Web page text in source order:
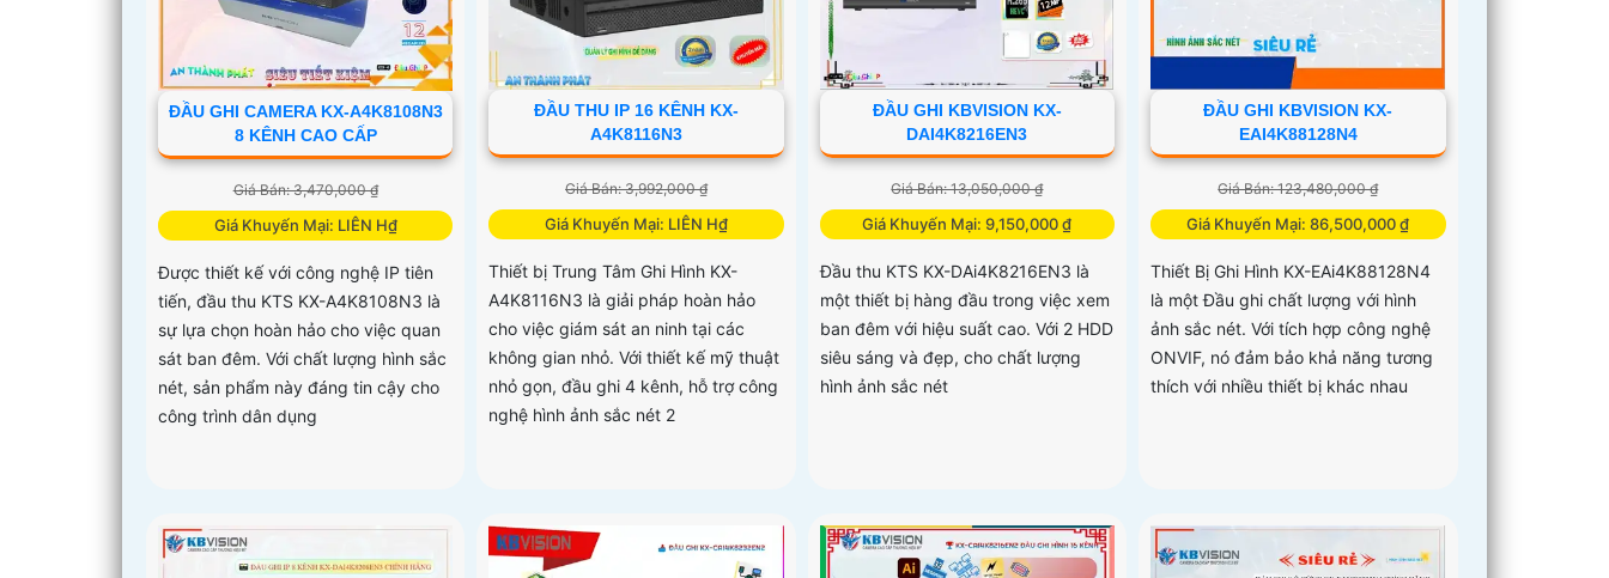
giúp dễ dàng tích hợp với các thiết bị
kênh, Đầu...
ĐẦU GHI CAMERA KX-A4K8108N3
8 KÊNH CAO CẤP
Giá Bán: 3,470,000 ₫
Giá Khuyến Mại: LIÊN H₫
Được thiết kế với công nghệ IP tiên
tiến, đầu thu KTS KX-A4K8108N3 là
sự lựa chọn hoàn hảo cho việc quan
sát ban đêm. Với chất lượng hình sắc
nét, sản phẩm này đáng tin cậy cho
công trình dân dụng
ĐẦU THU IP 16 KÊNH KX-
A4K8116N3
Giá Bán: 3,992,000 ₫
Giá Khuyến Mại: LIÊN H₫
Thiết bị Trung Tâm Ghi Hình KX-
A4K8116N3 là giải pháp hoàn hảo
cho việc giám sát an ninh tại các
không gian nhỏ. Với thiết kế mỹ thuật
nhỏ gọn, đầu ghi 4 kênh, hỗ trợ công
nghệ hình ảnh sắc nét 2
ĐẦU GHI KBVISION KX-
DAI4K8216EN3
Giá Bán: 13,050,000 ₫
Giá Khuyến Mại: 9,150,000 ₫
Đầu thu KTS KX-DAi4K8216EN3 là
một thiết bị hàng đầu trong việc xem
ban đêm với hiệu suất cao. Với 2 HDD
siêu sáng và đẹp, cho chất lượng
hình ảnh sắc nét
ĐẦU GHI KBVISION KX-
EAI4K88128N4
Giá Bán: 123,480,000 ₫
Giá Khuyến Mại: 86,500,000 ₫
Thiết Bị Ghi Hình KX-EAi4K88128N4
là một Đầu ghi chất lượng với hình
ảnh sắc nét. Với tích hợp công nghệ
ONVIF, nó đảm bảo khả năng tương
thích với nhiều thiết bị khác nhau